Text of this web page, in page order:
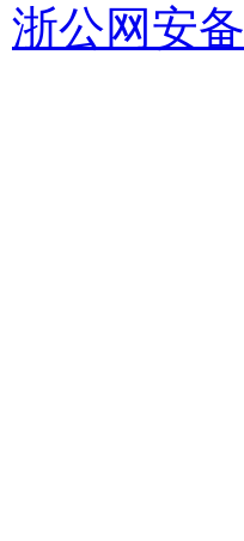
浙公网安